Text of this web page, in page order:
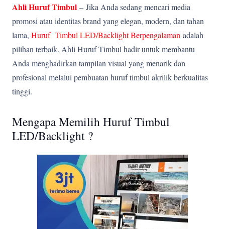
Ahli Huruf Timbul – Jika Anda sedang mencari media
promosi atau identitas brand yang elegan, modern, dan tahan
lama, Huruf Timbul LED/Backlight Berpengalaman adalah
pilihan terbaik. Ahli Huruf Timbul hadir untuk membantu
Anda menghadirkan tampilan visual yang menarik dan
profesional melalui pembuatan huruf timbul akrilik berkualitas
tinggi.
Mengapa Memilih Huruf Timbul
LED/Backlight ?